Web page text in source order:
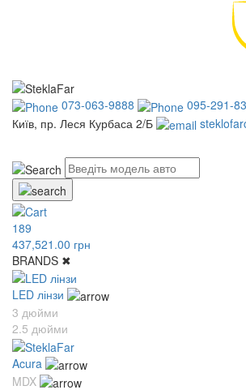
073-063-9888 095-291-
Київ, пр. Леся Курбаса 2/Б
189
437,521.00 грн
BRANDS ✖
LED лінзи
3 дюйми
2.5 дюйми
Acura
MDX